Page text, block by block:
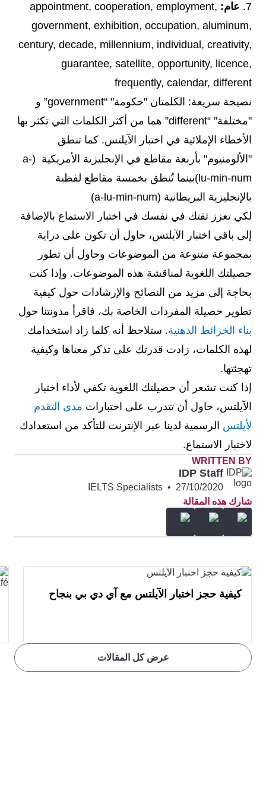
7. عام: appointment, cooperation, employment,
government, exhibition, occupation, aluminum,
century, decade, millennium, individual, creativity,
guarantee, satellite, opportunity, licence,
frequently, calendar, different
نصيحة سريعة: الكلمتان "حكومة" “government” و
"مختلفة” “different” هما من أكثر الكلمات التي تكثر بها
الأخطاء الإملائية في اختبار الآيلتس. كما تنطق
"الألومنيوم" بأربعة مقاطع في الإنجليزية الأمريكية (a-
lu-min-num)بينما تُنطق بخمسة مقاطع لفظية
بالإنجليزية البريطانية (a-lu-min-num)
لكي تعزز ثقتك في نفسك في اختبار الاستماع بالإضافة
إلى باقي اختبار الآيلتس، حاول أن تكون على دراية
بمجموعة متنوعة من الموضوعات وحاول أن تطور
حصيلتك اللغوية لمناقشة هذه الموضوعات. وإذا كنت
بحاجة إلى مزيد من النصائح والإرشادات حول كيفية
تطوير حصيلة المفردات الخاصة بك، فاقرأ مدونتنا حول
بناء الخرائط الذهنية. ستلاحظ أنه كلما زاد استخدامك
لهذه الكلمات، زادت قدرتك على تذكر معناها وكيفية
تهجئتها.
إذا كنت تشعر أن حصيلتك اللغوية تكفي لأداء اختبار
الآيلتس، حاول أن تتدرب على اختبارات مدى التقدم
لأيلتس الرسمية لدينا عبر الإنترنت للتأكد من استعدادك
لاختبار الاستماع.
WRITTEN BY
IDP Staff
27/10/2020
•
IELTS Specialists
شارك هذه المقالة
عرض كل المقالات
كيفية حجز اختبار الآيلتس مع آي دي بي بنجاح